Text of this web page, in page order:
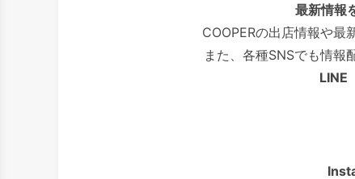
最新情報
COOPERの出店情報や最
また、各種SNSでも情報
LINE